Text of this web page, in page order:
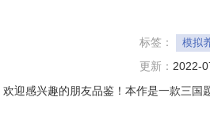
标签： 模拟
更新： 2022-
迎感兴趣的朋友品鉴！本作是一款三